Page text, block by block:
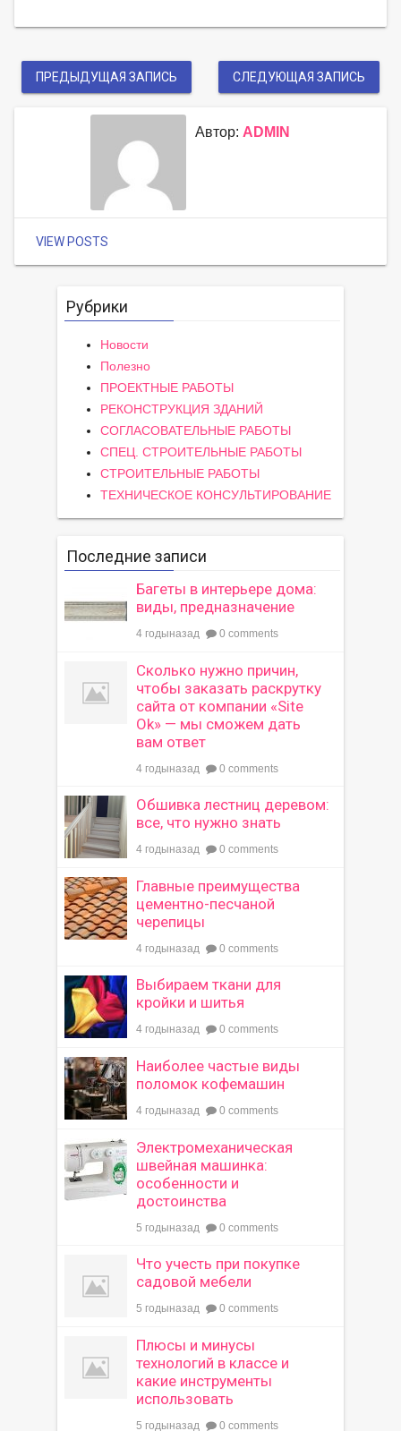
ПРЕДЫДУЩАЯ ЗАПИСЬ СЛЕДУЮЩАЯ ЗАПИСЬ
Автор: ADMIN
VIEW POSTS
Рубрики
Новости
Полезно
ПРОЕКТНЫЕ РАБОТЫ
РЕКОНСТРУКЦИЯ ЗДАНИЙ
СОГЛАСОВАТЕЛЬНЫЕ РАБОТЫ
СПЕЦ. СТРОИТЕЛЬНЫЕ РАБОТЫ
СТРОИТЕЛЬНЫЕ РАБОТЫ
ТЕХНИЧЕСКОЕ КОНСУЛЬТИРОВАНИЕ
Последние записи
Багеты в интерьере дома:
виды, предназначение
4 годыназад 0 comments
Сколько нужно причин,
чтобы заказать раскрутку
сайта от компании «Site
Ok» — мы сможем дать
вам ответ
4 годыназад 0 comments
Обшивка лестниц деревом:
все, что нужно знать
4 годыназад 0 comments
Главные преимущества
цементно-песчаной
черепицы
4 годыназад 0 comments
Выбираем ткани для
кройки и шитья
4 годыназад 0 comments
Наиболее частые виды
поломок кофемашин
4 годыназад 0 comments
Электромеханическая
швейная машинка:
особенности и
достоинства
5 годыназад 0 comments
Что учесть при покупке
садовой мебели
5 годыназад 0 comments
Плюсы и минусы
технологий в классе и
какие инструменты
использовать
5 годыназад 0 comments